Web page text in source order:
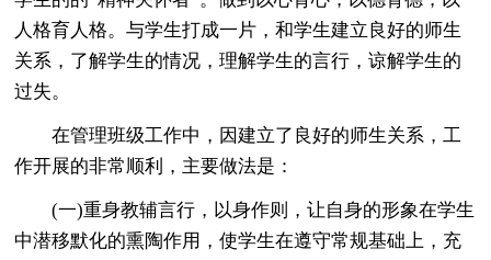
人格育人格。与学生打成一片，和学生建立良好的师生
关系，了解学生的情况，理解学生的言行，谅解学生的
过失。
在管理班级工作中，因建立了良好的师生关系，工
作开展的非常顺利，主要做法是：
(一)重身教辅言行，以身作则，让自身的形象在学生
中潜移默化的熏陶作用，使学生在遵守常规基础上，充